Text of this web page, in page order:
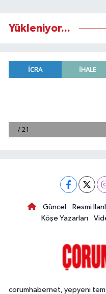
Yükleniyor...
Güncel Resmi
Köşe Yazarları
corumhabernet, yepyeni